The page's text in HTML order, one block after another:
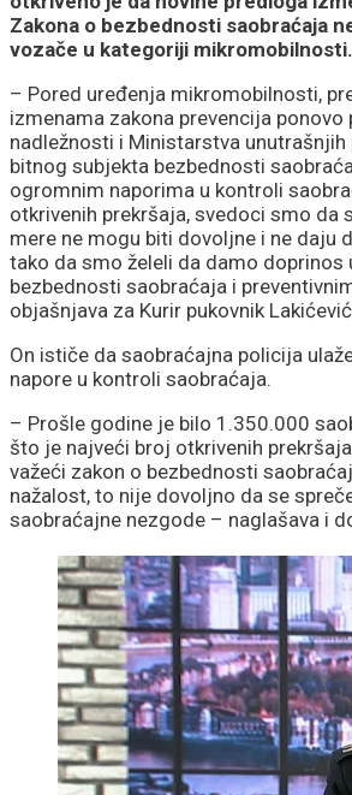
Zakona o bezbednosti saobraćaja
vozače u kategoriji mikromobilnosti.
– Pored uređenja mikromobilnosti,
izmenama zakona prevencija ponovo
nadležnosti i Ministarstva unutrašnjih
bitnog subjekta bezbednosti
ogromnim naporima u kontroli
otkrivenih prekršaja, svedoci smo da
mere ne mogu biti dovoljne i ne daju
tako da smo želeli da damo doprinos
bezbednosti saobraćaja i
objašnjava za Kurir pukovnik
On ističe da saobraćajna policija
napore u kontroli saobraćaja.
– Prošle godine je bilo 1.350.000
što je najveći broj otkrivenih
važeći zakon o bezbednosti
nažalost, to nije dovoljno da se
saobraćajne nezgode – naglašava i